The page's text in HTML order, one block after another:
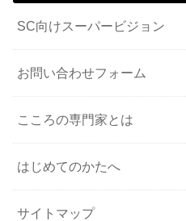
SC向けスーパービジョン
お問い合わせフォーム
こころの専門家とは
はじめてのかたへ
サイトマップ